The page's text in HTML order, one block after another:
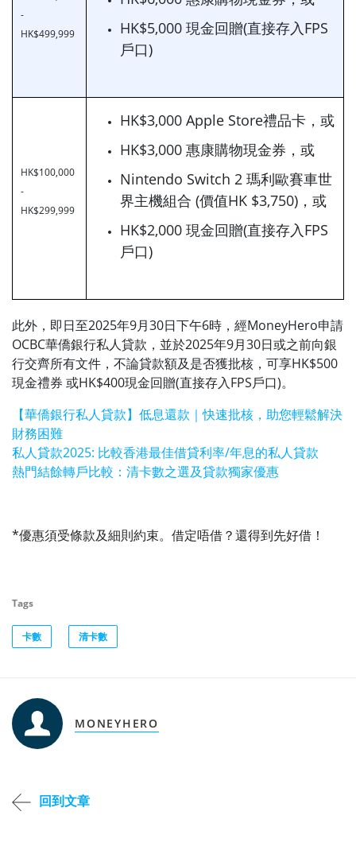
-
HK$499,999
HK$5,000 現金回贈(直接存入FPS
戶口)
HK$100,000
-
HK$299,999
HK$3,000 Apple Store禮品卡，或
HK$3,000 惠康購物現金券，或
Nintendo Switch 2 瑪利歐賽車世
界主機組合 (價值HK $3,750)，或
HK$2,000 現金回贈(直接存入FPS
戶口)
此外，即日至2025年9月30日下午6時，經MoneyHero申請
OCBC華僑銀行私人貸款，並於2025年9月30日或之前向銀
行交齊所有文件，不論貸款額及是否獲批核，可享HK$500
現金禮券 或HK$400現金回贈(直接存入FPS戶口)。
【華僑銀行私人貸款】低息還款｜快速批核，助您輕鬆解決
財務困難
私人貸款2025: 比較香港最佳借貸利率/年息的私人貸款
熱門結餘轉戶比較：清卡數之選及貸款獨家優惠
*優惠須受條款及細則約束。借定唔借？還得到先好借！
Tags
卡數 清卡數
MONEYHERO
回到文章